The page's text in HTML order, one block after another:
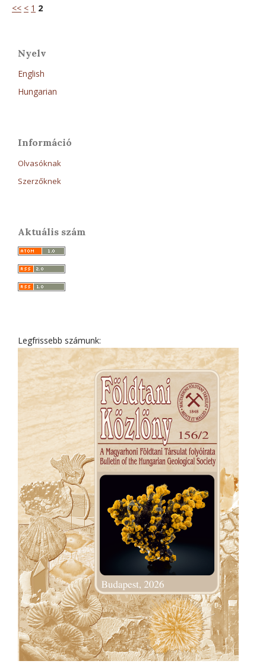
<< < 1 2
Nyelv
English
Hungarian
Információ
Olvasóknak
Szerzőknek
Aktuális szám
Legfrissebb számunk: